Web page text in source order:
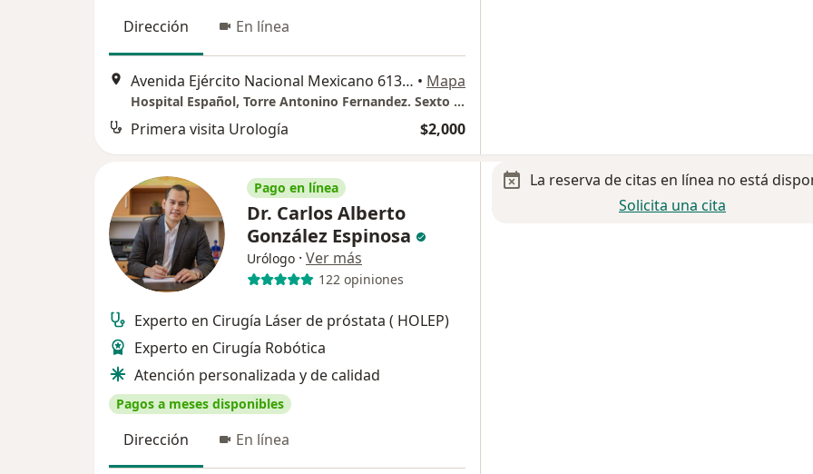
Dirección En línea
Avenida Ejército Nacional Mexicano 613, Miguel Hidalgo • Mapa
Hospital Español, Torre Antonino Fernandez. Sexto piso. Consultorio 602.
Primera visita Urología $2,000
Pago en línea
Dr. Carlos Alberto
González Espinosa
Urólogo · Ver más
122 opiniones
Experto en Cirugía Láser de próstata ( HOLEP)
Experto en Cirugía Robótica
Atención personalizada y de calidad
Pagos a meses disponibles
Dirección En línea
La reserva de citas en línea no está
Solicita una cita